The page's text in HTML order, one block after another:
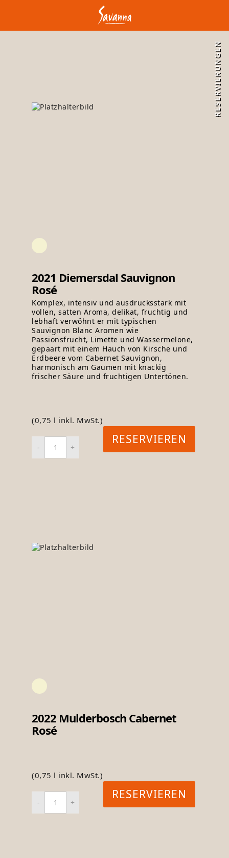
2021 Diemersdal Sauvignon
Rosé
Komplex, intensiv und ausdrucksstark mit
vollen, satten Aroma, delikat, fruchtig und
lebhaft verwöhnt er mit typischen
Sauvignon Blanc Aromen wie
Passionsfrucht, Limette und Wassermelone,
gepaart mit einem Hauch von Kirsche und
Erdbeere vom Cabernet Sauvignon,
harmonisch am Gaumen mit knackig
frischer Säure und fruchtigen Untertönen.
(0,75 l inkl. MwSt.)
RESERVIEREN
2022 Mulderbosch Cabernet
Rosé
(0,75 l inkl. MwSt.)
RESERVIEREN
RESERVIERUNGEN